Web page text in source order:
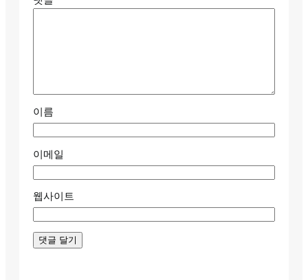
이름
이메일
웹사이트